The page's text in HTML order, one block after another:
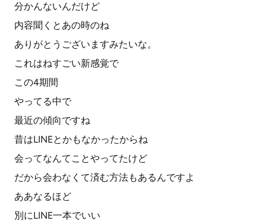
分かんないんだけど
内容聞くとあの時のね
ありがとうございますみたいな。
これはねすごい新感覚で
この4期間
やってる中で
最近の傾向ですね
昔はLINEとかもなかったからね
会ってなんてことやってたけど
だから会わなくて済む方法もあるんですよ
ああなるほど
別にLINE一本でいい